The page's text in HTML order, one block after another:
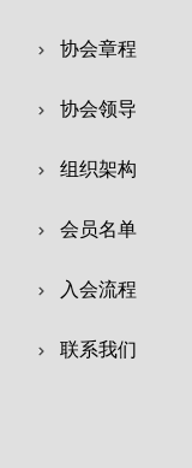
协会章程
协会领导
组织架构
会员名单
入会流程
联系我们